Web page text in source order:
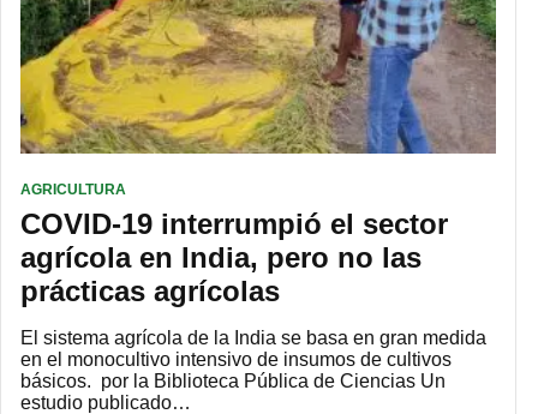
AGRICULTURA
COVID-19 interrumpió el sector
agrícola en India, pero no las
prácticas agrícolas
El sistema agrícola de la India se basa en gran medida
en el monocultivo intensivo de insumos de cultivos
básicos. por la Biblioteca Pública de Ciencias Un
estudio publicado…